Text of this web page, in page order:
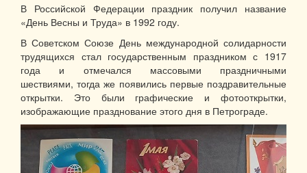
В Российской Федерации праздник получил название
«День Весны и Труда» в 1992 году.
В Советском Союзе День международной солидарности
трудящихся стал государственным праздником с 1917
года и отмечался массовыми праздничными
шествиями, тогда же появились первые поздравительные
открытки. Это были графические и фотооткрытки,
изображающие празднование этого дня в Петрограде.